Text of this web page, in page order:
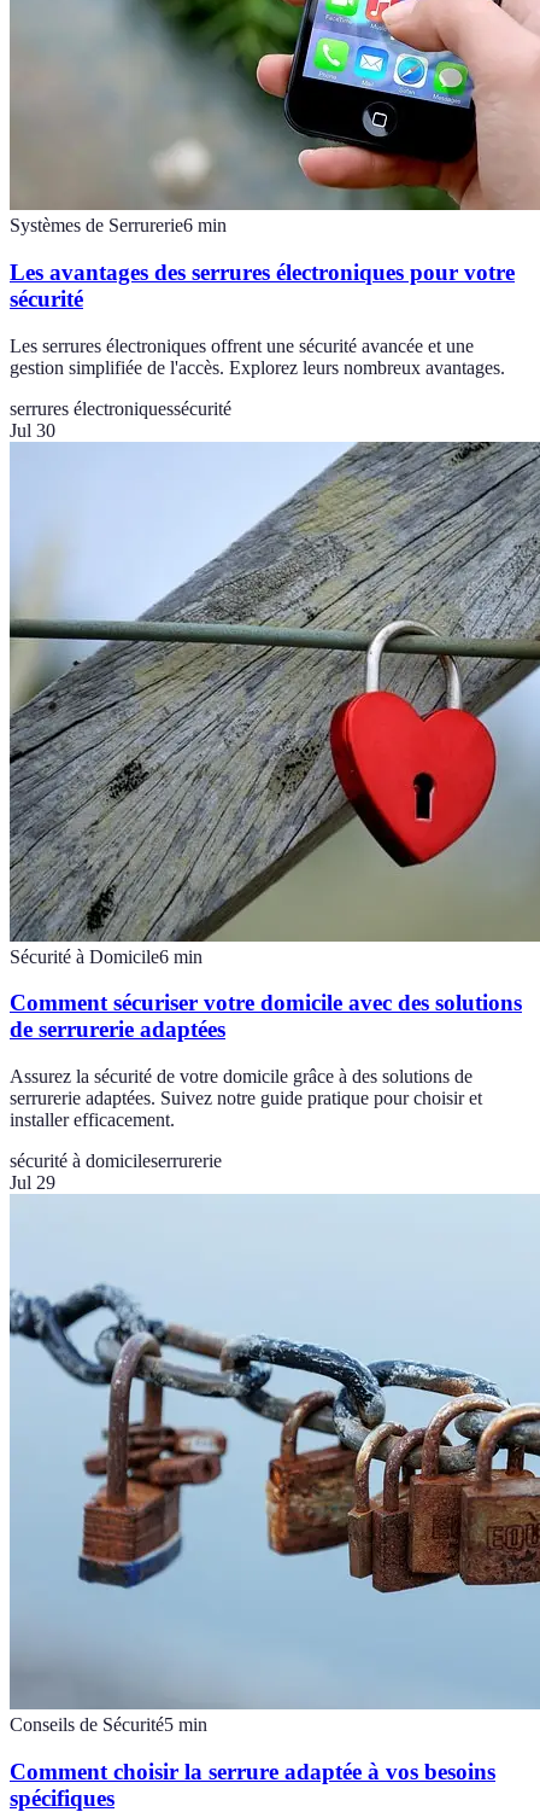
Systèmes de Serrurerie6 min
Les avantages des serrures électroniques pour votre
sécurité
Les serrures électroniques offrent une sécurité avancée et une
gestion simplifiée de l'accès. Explorez leurs nombreux avantages.
serrures électroniquessécurité
Jul 30
Sécurité à Domicile6 min
Comment sécuriser votre domicile avec des solutions
de serrurerie adaptées
Assurez la sécurité de votre domicile grâce à des solutions de
serrurerie adaptées. Suivez notre guide pratique pour choisir et
installer efficacement.
sécurité à domicileserrurerie
Jul 29
Conseils de Sécurité5 min
Comment choisir la serrure adaptée à vos besoins
spécifiques